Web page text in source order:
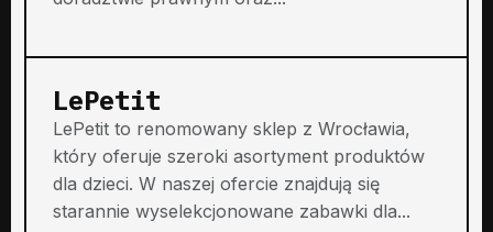
LePetit
LePetit to renomowany sklep z Wrocławia,
który oferuje szeroki asortyment produktów
dla dzieci. W naszej ofercie znajdują się
starannie wyselekcjonowane zabawki dla...